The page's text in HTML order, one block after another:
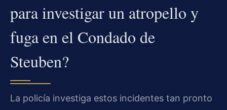
para investigar un atropello y
fuga en el Condado de
Steuben?
La policía investiga estos incidentes tan pronto